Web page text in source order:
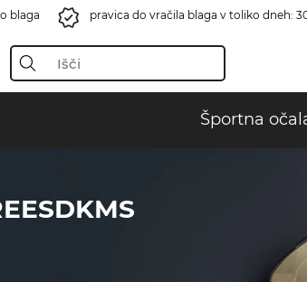
blaga pravica do vračila blaga v toliko dneh:
Športna